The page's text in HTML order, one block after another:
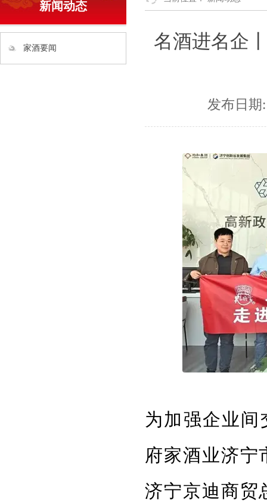
新闻动态
家酒要闻 名酒进名企
发布日期:
为加强企业
府家酒业济
济宁京迪商贸